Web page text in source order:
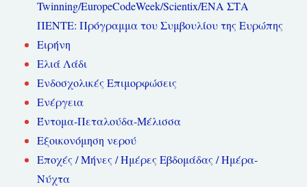
Twinning/EuropeCodeWeek/Scientix/ΕΝΑ ΣΤΑ
ΠΕΝΤΕ: Πρόγραμμα του Συμβουλίου της Ευρώπης
Ειρήνη
Ελιά Λάδι
Ενδοσχολικές Επιμορφώσεις
Ενέργεια
Έντομα-Πεταλούδα-Μέλισσα
Εξοικονόμηση νερού
Εποχές / Μήνες / Ημέρες Εβδομάδας / Ημέρα-
Νύχτα